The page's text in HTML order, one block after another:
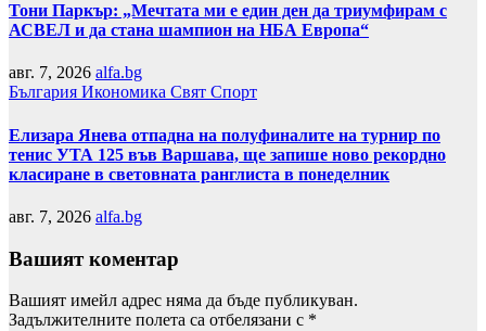
Тони Паркър: „Мечтата ми е един ден да триумфирам с
АСВЕЛ и да стана шампион на НБА Европа“
авг. 7, 2026 alfa.bg
България Икономика Свят Спорт
Елизара Янева отпадна на полуфиналите на турнир по
тенис УТА 125 във Варшава, ще запише ново рекордно
класиране в световната ранглиста в понеделник
авг. 7, 2026 alfa.bg
Вашият коментар
Вашият имейл адрес няма да бъде публикуван.
Задължителните полета са отбелязани с *